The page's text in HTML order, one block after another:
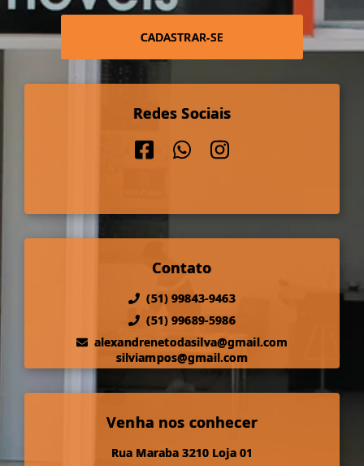
CADASTRAR-SE
Redes Sociais
Contato
(51) 99843-9463
(51) 99689-5986
alexandrenetodasilva@gmail.com
silviampos@gmail.com
Venha nos conhecer
Rua Maraba 3210 Loja 01